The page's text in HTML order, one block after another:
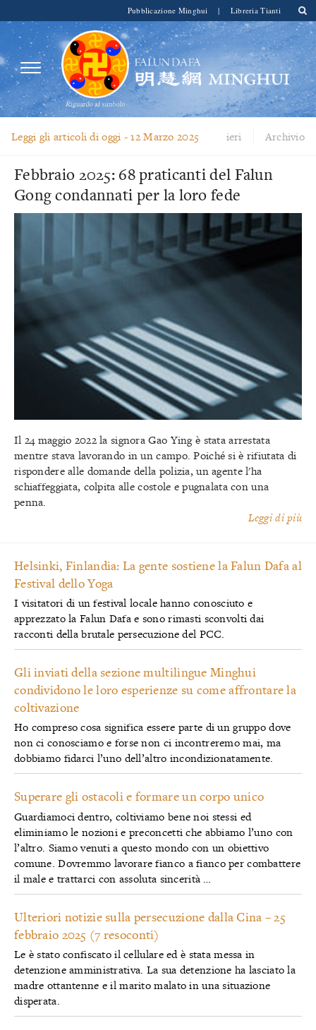
Pubblicazione Minghui | Libreria Tianti
Leggi gli articoli di oggi -12 Marzo 2025 ieri Archivio
Febbraio 2025: 68 praticanti del Falun
Gong condannati per la loro fede
Il 24 maggio 2022 la signora Gao Ying è stata arrestata
mentre stava lavorando in un campo. Poiché si è rifiutata di
rispondere alle domande della polizia, un agente l'ha
schiaffeggiata, colpita alle costole e pugnalata con una
penna.
Leggi di più
Helsinki, Finlandia: La gente sostiene la Falun Dafa al
Festival dello Yoga
I visitatori di un festival locale hanno conosciuto e
apprezzato la Falun Dafa e sono rimasti sconvolti dai
racconti della brutale persecuzione del PCC.
Gli inviati della sezione multilingue Minghui
condividono le loro esperienze su come affrontare la
coltivazione
Ho compreso cosa significa essere parte di un gruppo dove
non ci conosciamo e forse non ci incontreremo mai, ma
dobbiamo fidarci l’uno dell’altro incondizionatamente.
Superare gli ostacoli e formare un corpo unico
Guardiamoci dentro, coltiviamo bene noi stessi ed
eliminiamo le nozioni e preconcetti che abbiamo l’uno con
l’altro. Siamo venuti a questo mondo con un obiettivo
comune. Dovremmo lavorare fianco a fianco per combattere
il male e trattarci con assoluta sincerità …
Ulteriori notizie sulla persecuzione dalla Cina – 25
febbraio 2025 (7 resoconti)
Le è stato confiscato il cellulare ed è stata messa in
detenzione amministrativa. La sua detenzione ha lasciato la
madre ottantenne e il marito malato in una situazione
disperata.